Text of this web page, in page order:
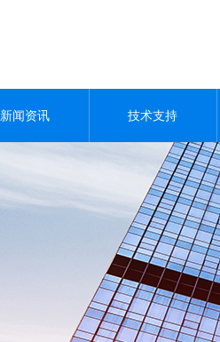
新闻资讯 技术支持